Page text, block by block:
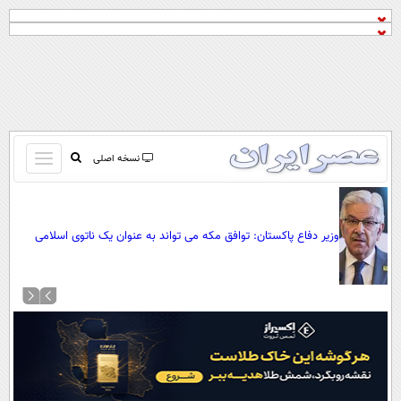
نسخه اصلی
باز
و
آب و هوا
پیوند ها
سواد زندگی
وزیر دفاع پاکستان: توافق مکه می تواند به عنوان یک ناتوی اسلامی